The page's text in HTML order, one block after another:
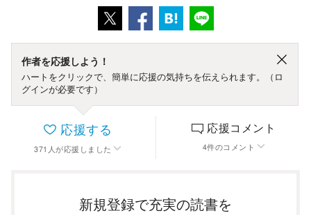
作者を応援しよう！
ハートをクリックで、簡単に応援の気持ちを伝えられます。（ロ
グインが必要です）
応援する
371 人が応援しました
応援コメント
4件のコメント
新規登録で充実の読書を